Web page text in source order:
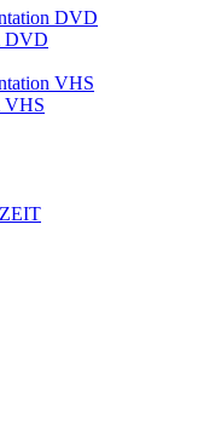
DVD
DVD
VHS
VHS